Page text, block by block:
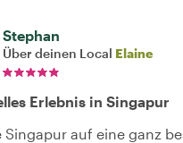
Stephan
Über deinen Local Elaine
Erlebnis in Singapur
Singapur auf eine ganz